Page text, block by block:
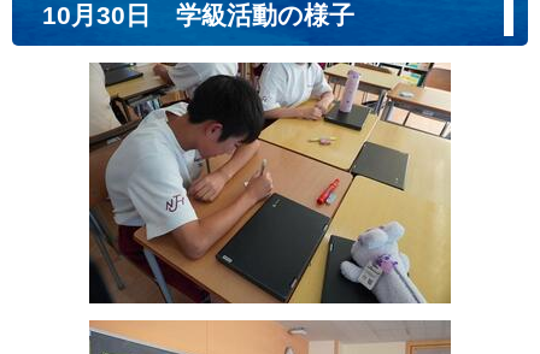
10月30日 学級活動の様子